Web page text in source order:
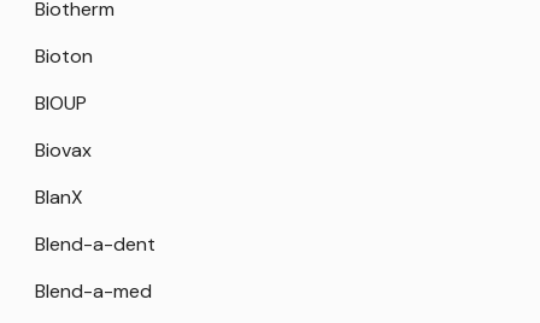
Biotherm
Bioton
BIOUP
Biovax
BlanX
Blend-a-dent
Blend-a-med